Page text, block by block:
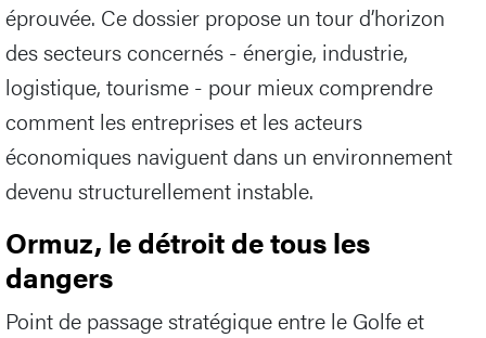
éprouvée. Ce dossier propose un tour d’horizon
des secteurs concernés - énergie, industrie,
logistique, tourisme - pour mieux comprendre
comment les entreprises et les acteurs
économiques naviguent dans un environnement
devenu structurellement instable.
Ormuz, le détroit de tous les
dangers
Point de passage stratégique entre le Golfe et